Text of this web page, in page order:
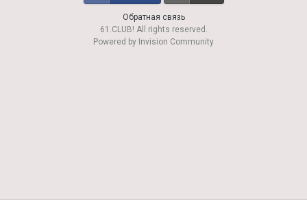
Обратная связь
61.CLUB! All rights reserved.
Powered by Invision Community